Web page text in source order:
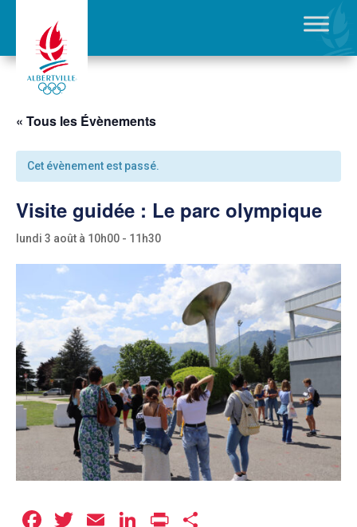
« Tous les Évènements
Cet évènement est passé.
Visite guidée : Le parc olympique
lundi 3 août à 10h00 - 11h30